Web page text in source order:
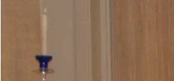
NMLs vedtekter
Utdrag fra Meierikalenderen